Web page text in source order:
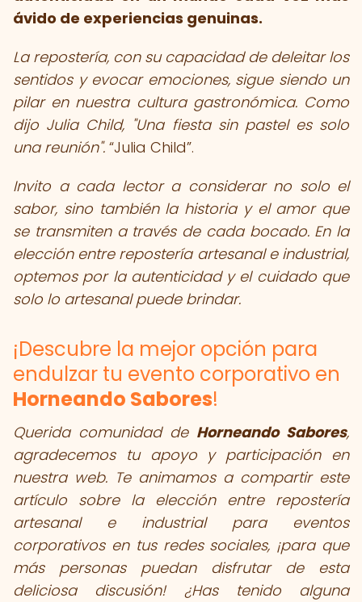
ávido de experiencias genuinas.
La repostería, con su capacidad de deleitar los
sentidos y evocar emociones, sigue siendo un
pilar en nuestra cultura gastronómica. Como
dijo Julia Child, "Una fiesta sin pastel es solo
una reunión". Julia Child .
Invito a cada lector a considerar no solo el
sabor, sino también la historia y el amor que
se transmiten a través de cada bocado. En la
elección entre repostería artesanal e industrial,
optemos por la autenticidad y el cuidado que
solo lo artesanal puede brindar.
¡Descubre la mejor opción para
endulzar tu evento corporativo en
Horneando Sabores!
Querida comunidad de Horneando Sabores,
agradecemos tu apoyo y participación en
nuestra web. Te animamos a compartir este
artículo sobre la elección entre repostería
artesanal e industrial para eventos
corporativos en tus redes sociales, ¡para que
más personas puedan disfrutar de esta
deliciosa discusión! ¿Has tenido alguna